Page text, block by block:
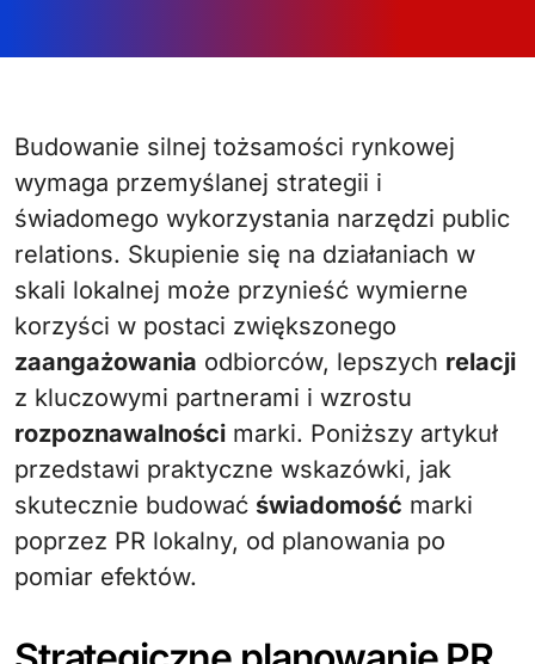
Budowanie silnej tożsamości rynkowej
wymaga przemyślanej strategii i
świadomego wykorzystania narzędzi public
relations. Skupienie się na działaniach w
skali lokalnej może przynieść wymierne
korzyści w postaci zwiększonego
zaangażowania odbiorców, lepszych relacji
z kluczowymi partnerami i wzrostu
rozpoznawalności marki. Poniższy artykuł
przedstawi praktyczne wskazówki, jak
skutecznie budować świadomość marki
poprzez PR lokalny, od planowania po
pomiar efektów.